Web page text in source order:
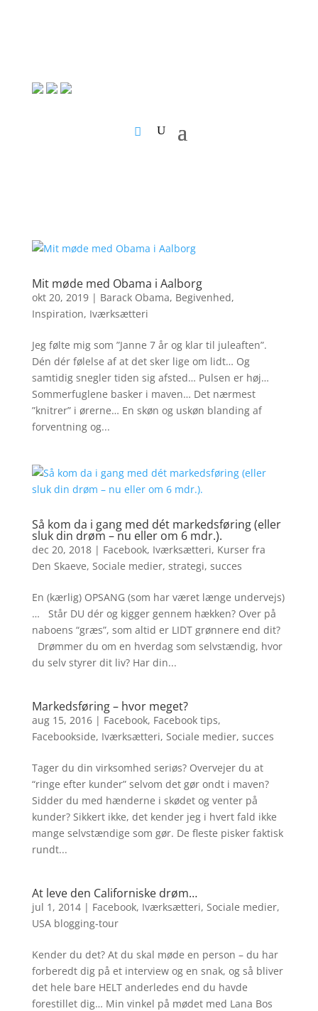
Mit møde med Obama i Aalborg
okt 20, 2019| Barack Obama, Begivenhed,
Inspiration, Iværksætteri
Jeg følte mig som ”Janne 7 år og klar til juleaften”.
Dén dér følelse af at det sker lige om lidt… Og
samtidig snegler tiden sig afsted… Pulsen er høj…
Sommerfuglene basker i maven… Det nærmest
”knitrer” i ørerne… En skøn og uskøn blanding af
forventning og...
Så kom da i gang med dét markedsføring (eller
sluk din drøm – nu eller om 6 mdr.).
dec 20, 2018| Facebook, Iværksætteri, Kurser fra
Den Skaeve, Sociale medier, strategi, succes
En (kærlig) OPSANG (som har været længe undervejs)
… Står DU dér og kigger gennem hækken? Over på
naboens “græs”, som altid er LIDT grønnere end dit?
Drømmer du om en hverdag som selvstændig, hvor
du selv styrer dit liv? Har din...
Markedsføring – hvor meget?
aug 15, 2016| Facebook, Facebook tips,
Facebookside, Iværksætteri, Sociale medier, succes
Tager du din virksomhed seriøs? Overvejer du at
“ringe efter kunder” selvom det gør ondt i maven?
Sidder du med hænderne i skødet og venter på
kunder? Sikkert ikke, det kender jeg i hvert fald ikke
mange selvstændige som gør. De fleste pisker faktisk
rundt...
At leve den Californiske drøm…
jul 1, 2014| Facebook, Iværksætteri, Sociale medier,
USA blogging-tour
Kender du det? At du skal møde en person – du har
forberedt dig på et interview og en snak, og så bliver
det hele bare HELT anderledes end du havde
forestillet dig… Min vinkel på mødet med Lana Bos